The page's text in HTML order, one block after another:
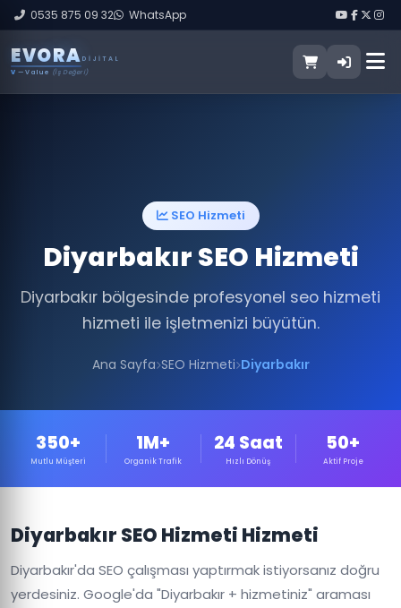
0535 875 09 32 WhatsApp
EVORA DIJITAL
V — Value (İş Değeri)
SEO Hizmeti
Diyarbakır SEO Hizmeti
Diyarbakır bölgesinde profesyonel seo hizmeti
hizmeti ile işletmenizi büyütün.
Ana Sayfa SEO Hizmeti Diyarbakır
350+
Mutlu Müşteri
1M+
Organik Trafik
24 Saat
Hızlı Dönüş
50+
Aktif Proje
Diyarbakır SEO Hizmeti Hizmeti
Diyarbakır'da SEO çalışması yaptırmak istiyorsanız doğru
yerdesiniz. Google'da "Diyarbakır + hizmetiniz" araması